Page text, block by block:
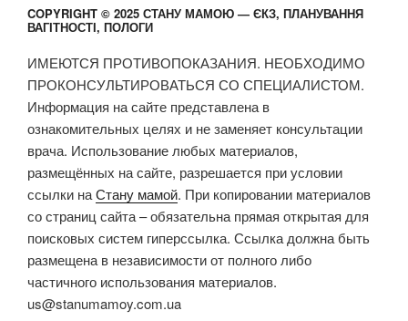
COPYRIGHT © 2025 СТАНУ МАМОЮ — ЄКЗ, ПЛАНУВАННЯ
ВАГІТНОСТІ, ПОЛОГИ
ИМЕЮТСЯ ПРОТИВОПОКАЗАНИЯ. НЕОБХОДИМО
ПРОКОНСУЛЬТИРОВАТЬСЯ СО СПЕЦИАЛИСТОМ.
Информация на сайте представлена в
ознакомительных целях и не заменяет консультации
врача. Использование любых материалов,
размещённых на сайте, разрешается при условии
ссылки наСтану мамой. При копировании материалов
со страниц сайта – обязательна прямая открытая для
поисковых систем гиперссылка. Ссылка должна быть
размещена в независимости от полного либо
частичного использования материалов.
us@stanumamoy.com.ua